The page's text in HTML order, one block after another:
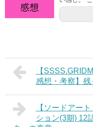
【
感想・考察】
【ソードアー
ション(3期) 12